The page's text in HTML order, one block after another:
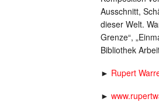
Ausschnitt,
dieser Welt.
Grenze“,
Bibliothek
► Rupert
►